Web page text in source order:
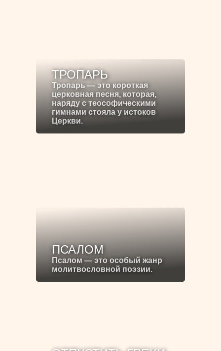
ТРОПАРЬ
Тропарь — это короткая
церковная песня, которая,
наряду с теософическими
гимнами стояла у истоков
Церкви.
ПСАЛОМ
Псалом — это особый жанр
молитвословной поэзии.